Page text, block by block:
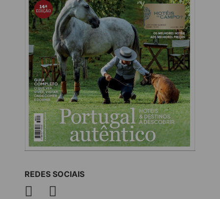
REDES SOCIAIS